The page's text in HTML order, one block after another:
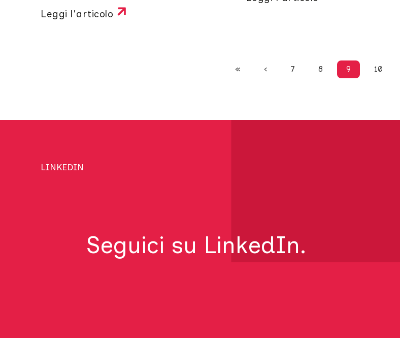
Leggi l'articolo
« ‹ 7 8 9 10
LINKEDIN
Seguici su LinkedIn.